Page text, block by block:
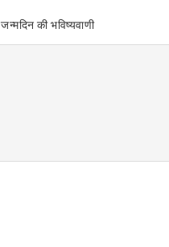
जन्मदिन की भविष्यवाणी